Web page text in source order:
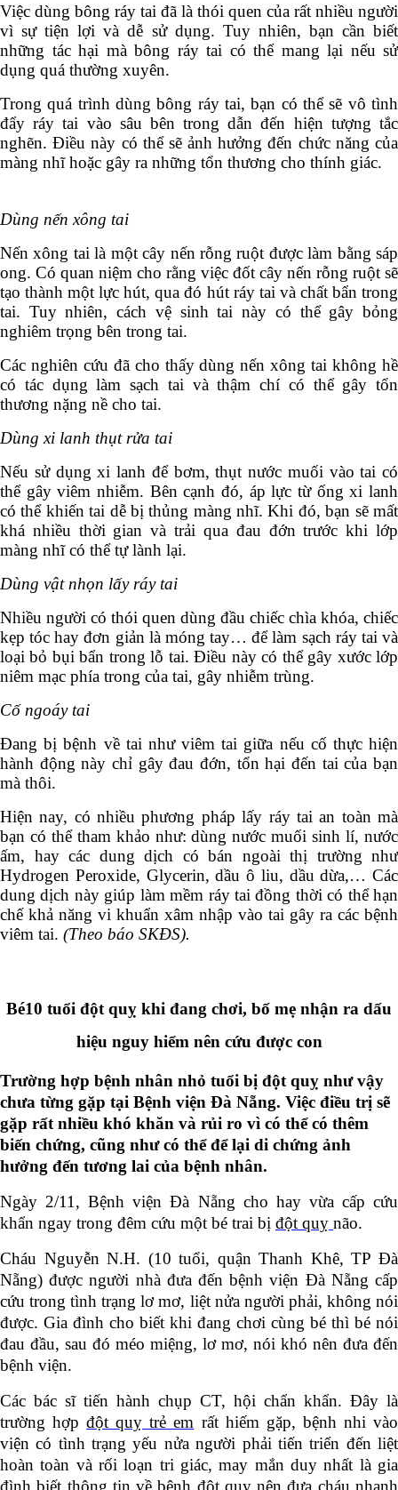
Việc dùng bông ráy tai đã là thói quen của rất nhiều người
vì sự tiện lợi và dễ sử dụng. Tuy nhiên, bạn cần biết
những tác hại mà bông ráy tai có thể mang lại nếu sử
dụng quá thường xuyên.
Trong quá trình dùng bông ráy tai, bạn có thể sẽ vô tình
đẩy ráy tai vào sâu bên trong dẫn đến hiện tượng tắc
nghẽn. Điều này có thể sẽ ảnh hưởng đến chức năng của
màng nhĩ hoặc gây ra những tổn thương cho thính giác.
Dùng nến xông tai
Nến xông tai là một cây nến rỗng ruột được làm bằng sáp
ong. Có quan niệm cho rằng việc đốt cây nến rỗng ruột sẽ
tạo thành một lực hút, qua đó hút ráy tai và chất bẩn trong
tai. Tuy nhiên, cách vệ sinh tai này có thể gây bỏng
nghiêm trọng bên trong tai.
Các nghiên cứu đã cho thấy dùng nến xông tai không hề
có tác dụng làm sạch tai và thậm chí có thể gây tổn
thương nặng nề cho tai.
Dùng xi lanh thụt rửa tai
Nếu sử dụng xi lanh để bơm, thụt nước muối vào tai có
thể gây viêm nhiễm. Bên cạnh đó, áp lực từ ống xi lanh
có thể khiến tai dễ bị thủng màng nhĩ. Khi đó, bạn sẽ mất
khá nhiều thời gian và trải qua đau đớn trước khi lớp
màng nhĩ có thể tự lành lại.
Dùng vật nhọn lấy ráy tai
Nhiều người có thói quen dùng đầu chiếc chìa khóa, chiếc
kẹp tóc hay đơn giản là móng tay… để làm sạch ráy tai và
loại bỏ bụi bẩn trong lỗ tai. Điều này có thể gây xước lớp
niêm mạc phía trong của tai, gây nhiễm trùng.
Cố ngoáy tai
Đang bị bệnh về tai như viêm tai giữa nếu cố thực hiện
hành động này chỉ gây đau đớn, tổn hại đến tai của bạn
mà thôi.
Hiện nay, có nhiều phương pháp lấy ráy tai an toàn mà
bạn có thể tham khảo như: dùng nước muối sinh lí, nước
ấm, hay các dung dịch có bán ngoài thị trường như
Hydrogen Peroxide, Glycerin, dầu ô liu, dầu dừa,… Các
dung dịch này giúp làm mềm ráy tai đồng thời có thể hạn
chế khả năng vi khuẩn xâm nhập vào tai gây ra các bệnh
viêm tai. (Theo báo SKĐS).
Bé10 tuổi đột quỵ khi đang chơi, bố mẹ nhận ra dấu
hiệu nguy hiểm nên cứu được con
Trường hợp bệnh nhân nhỏ tuổi bị đột quỵ như vậy
chưa từng gặp tại Bệnh viện Đà Nẵng. Việc điều trị sẽ
gặp rất nhiều khó khăn và rủi ro vì có thể có thêm
biến chứng, cũng như có thể để lại di chứng ảnh
hưởng đến tương lai của bệnh nhân.
Ngày 2/11, Bệnh viện Đà Nẵng cho hay vừa cấp cứu
khẩn ngay trong đêm cứu một bé trai bị đột quỵ não.
Cháu Nguyễn N.H. (10 tuổi, quận Thanh Khê, TP Đà
Nẵng) được người nhà đưa đến bệnh viện Đà Nẵng cấp
cứu trong tình trạng lơ mơ, liệt nửa người phải, không nói
được. Gia đình cho biết khi đang chơi cùng bé thì bé nói
đau đầu, sau đó méo miệng, lơ mơ, nói khó nên đưa đến
bệnh viện.
Các bác sĩ tiến hành chụp CT, hội chẩn khẩn. Đây là
trường hợpđột quỵ trẻ em rất hiếm gặp, bệnh nhi vào
viện có tình trạng yếu nửa người phải tiến triển đến liệt
hoàn toàn và rối loạn tri giác, may mắn duy nhất là gia